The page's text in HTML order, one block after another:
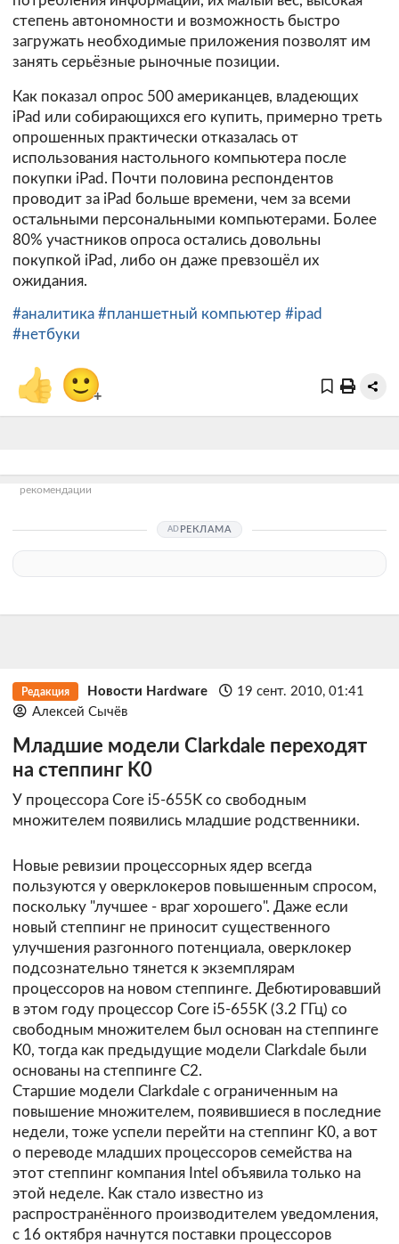
степень автономности и возможность быстро
загружать необходимые приложения позволят им
занять серьёзные рыночные позиции.
Как показал опрос 500 американцев, владеющих
iPad или собирающихся его купить, примерно треть
опрошенных практически отказалась от
использования настольного компьютера после
покупки iPad. Почти половина респондентов
проводит за iPad больше времени, чем за всеми
остальными персональными компьютерами. Более
80% участников опроса остались довольны
покупкой iPad, либо он даже превзошёл их
ожидания.
#аналитика #планшетный компьютер #ipad
#нетбуки
👍 🙂+
рекомендации
РЕКЛАМА
Редакция Новости Hardware
19 сент. 2010, 01:41
Алексей Сычёв
Младшие модели Clarkdale переходят
на степпинг K0
У процессора Core i5-655K со свободным
множителем появились младшие родственники.
Новые ревизии процессорных ядер всегда
пользуются у оверклокеров повышенным спросом,
поскольку "лучшее - враг хорошего". Даже если
новый степпинг не приносит существенного
улучшения разгонного потенциала, оверклокер
подсознательно тянется к экземплярам
процессоров на новом степпинге. Дебютировавший
в этом году процессор Core i5-655K (3.2 ГГц) со
свободным множителем был основан на степпинге
K0, тогда как предыдущие модели Clarkdale были
основаны на степпинге C2.
Старшие модели Clarkdale с ограниченным на
повышение множителем, появившиеся в последние
недели, тоже успели перейти на степпинг K0, а вот
о переводе младших процессоров семейства на
этот степпинг компания Intel объявила только на
этой неделе. Как стало известно из
распространённого производителем уведомления,
с 16 октября начнутся поставки процессоров